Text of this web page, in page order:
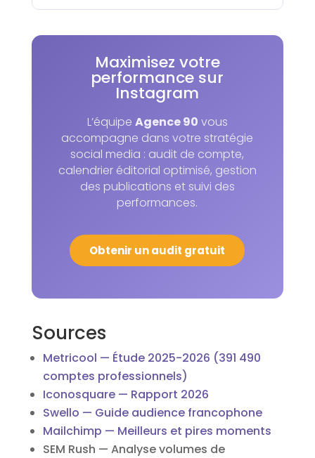
Maximisez votre
performance sur
Instagram
L’équipe Agence 90 vous
accompagne dans votre stratégie
social media : audit de compte,
calendrier éditorial optimisé, gestion
des publications et suivi des
performances.
Obtenir un audit gratuit
Sources
Metricool — Étude 2025-2026 (391 490
comptes professionnels)
Iconosquare — Rapport 2026
Swello — Guide audience francophone
Mailchimp — Meilleurs et pires moments
SEM Rush — Analyse volumes de